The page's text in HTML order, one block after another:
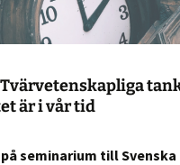
är i vår tid
seminarium till Svenska